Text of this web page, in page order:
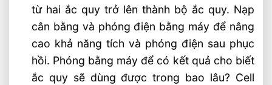
từ hai ắc quy trở lên thành bộ ắc quy. Nạp
cân bằng và phóng điện bằng máy để nâng
cao khả năng tích và phóng điện sau phục
hồi. Phóng bằng máy để có kết quả cho biết
ắc quy sẽ dùng được trong bao lâu? Cell